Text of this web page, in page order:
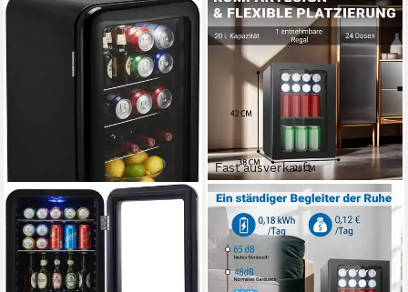
HANSEATIC
Getränkekühlschrank
HBC68ERBH
44 x 68 x 47,5 cm
70 l Kapazität Kühlen
Fast ausverkauft
DOLLARDASH
Getränkekühlschrank JC-18-F
28 x 42 x 38 cm
20 l Kapazität Kühlen
Produktdatenblatt